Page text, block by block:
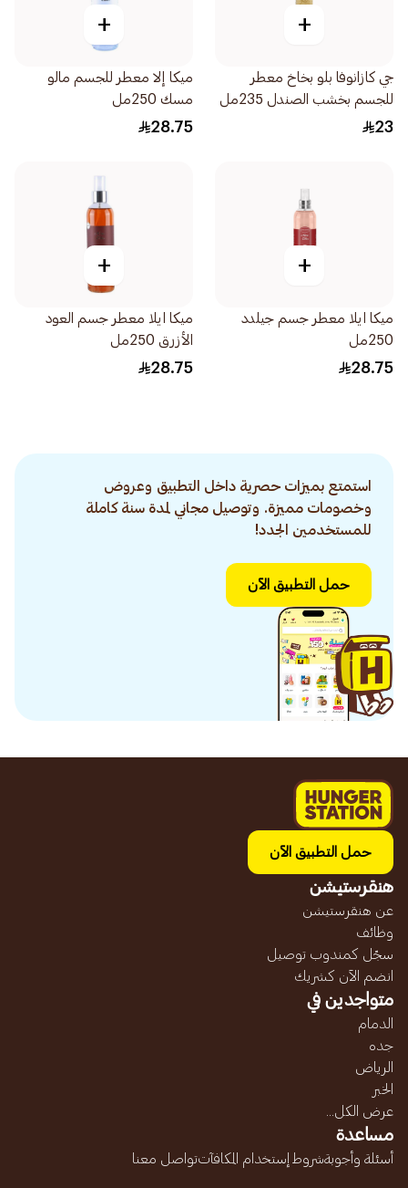
+
جي كازانوفا بلو بخاخ معطر
للجسم بخشب الصندل 235مل
23
+
ميكا إلا معطر للجسم مالو
مسك 250مل
28.75
+
ميكا ايلا معطر جسم جيلدد
250مل
28.75
+
ميكا ايلا معطر جسم العود
الأزرق 250مل
28.75
استمتع بميزات حصرية داخل التطبيق وعروض
وخصومات مميزة. وتوصيل مجاني لمدة سنة كاملة
للمستخدمين الجدد!
حمل التطبيق الآن
حمل التطبيق الآن
هنقرستيشن
عن هنقرستيشن
وظائف
سجّل كمندوب توصيل
انضم الآن كشريك
متواجدين في
الدمام
جده
الرياض
الخبر
عرض الكل...
مساعدة
أسئلة وأجوبةشروط إستخدام المكافآتتواصل معنا